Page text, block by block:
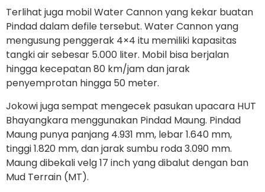
Terlihat juga mobil Water Cannon yang kekar buatan
Pindad dalam defile tersebut. Water Cannon yang
mengusung penggerak 4×4 itu memiliki kapasitas
tangki air sebesar 5.000 liter. Mobil bisa berjalan
hingga kecepatan 80 km/jam dan jarak
penyemprotan hingga 50 meter.
Jokowi juga sempat mengecek pasukan upacara HUT
Bhayangkara menggunakan Pindad Maung. Pindad
Maung punya panjang 4.931 mm, lebar 1.640 mm,
tinggi 1.820 mm, dan jarak sumbu roda 3.090 mm.
Maung dibekali velg 17 inch yang dibalut dengan ban
Mud Terrain (MT).